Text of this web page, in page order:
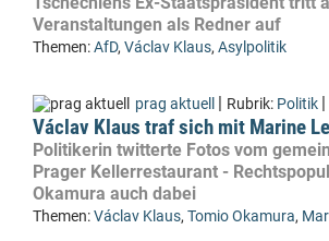
Veranstaltungen als Redner auf
Themen:AfD, Václav Klaus, Asylpolitik
prag aktuell | Rubrik: Politik |
Václav Klaus traf sich mit Marine
Politikerin twitterte Fotos vom
Prager Kellerrestaurant -
Okamura auch dabei
Themen:Václav Klaus, Tomio Okamura,